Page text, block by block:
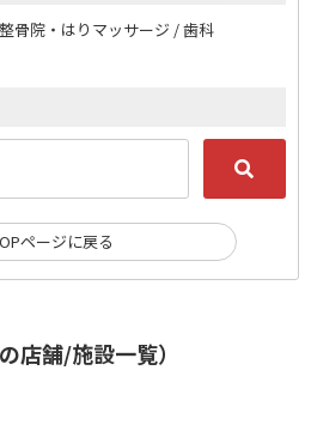
店舗/施設一覧）
骨院・はりマッサージ / 歯科
ページに戻る